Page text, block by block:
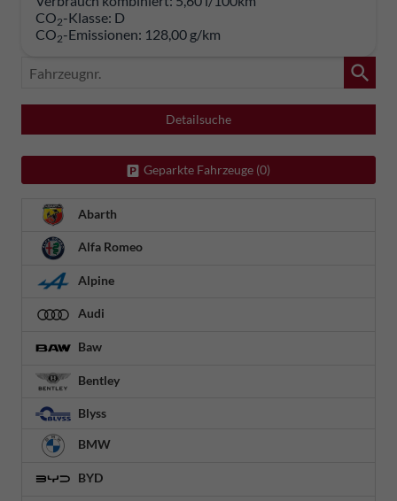
CO2-Klasse: D
CO2-Emissionen: 128,00 g/km
Fahrzeugnr.
Detailsuche
Geparkte Fahrzeuge (0)
Abarth
Alfa Romeo
Alpine
Audi
Baw
Bentley
Blyss
BMW
BYD